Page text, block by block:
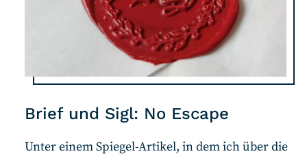
Brief und Sigl: No Escape
Unter einem Spiegel-Artikel, in dem ich über die